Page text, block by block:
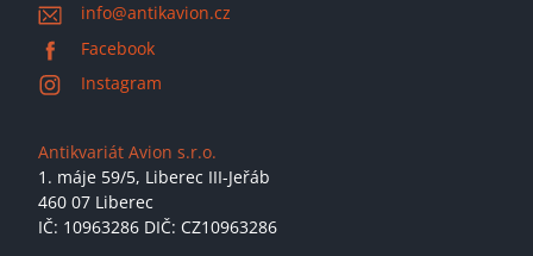
info@antikavion.cz
Facebook
Instagram
Antikvariát Avion s.r.o.
1. máje 59/5, Liberec III-Jeřáb
460 07 Liberec
IČ: 10963286 DIČ: CZ10963286